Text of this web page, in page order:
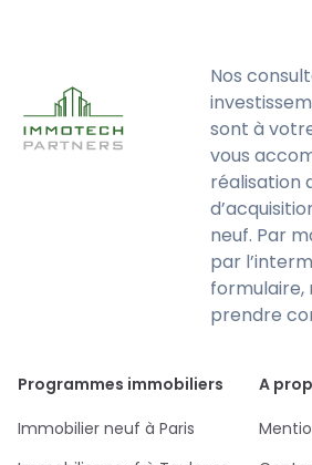
Nos
sont à
vous
réalisation
neuf. Par
par
formulaire,
prendre
Programmes immobiliers
Immobilier neuf à Paris
A